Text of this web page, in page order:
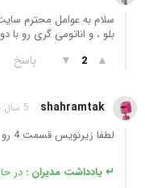
سلام به عوامل محترم
بلو ، و اناتومی گری رو با
▲
2
▼ پاسخ
shahramtak 5 سال قبل
لطفا زیرنویس قسمت 4 رو هم بزارین
↵ یادداشت مدیران : در